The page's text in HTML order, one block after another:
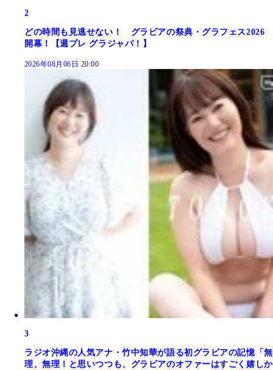
2
どの時間も見逃せない！ グラビアの祭典・グラフェス2026
開幕！【週プレ グラジャパ！】
2026年08月06日 20:00
3
ラジオ沖縄の人気アナ・竹中知華が語る初グラビアの記憶「無
理、無理！と思いつつも、グラビアのオファーはすごく嬉しか